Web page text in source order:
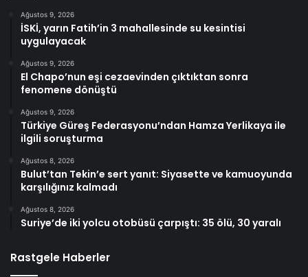
Ağustos 9, 2026
İSKİ, yarın Fatih’in 3 mahallesinde su kesintisi
uygulayacak
Ağustos 9, 2026
El Chapo’nun eşi cezaevinden çıktıktan sonra
fenomene dönüştü
Ağustos 9, 2026
Türkiye Güreş Federasyonu’ndan Hamza Yerlikaya ile
ilgili soruşturma
Ağustos 8, 2026
Bulut’tan Tekin’e sert yanıt: Siyasette ve kamuoyunda
karşılığınız kalmadı
Ağustos 8, 2026
Suriye’de iki yolcu otobüsü çarpıştı: 35 ölü, 30 yaralı
Rastgele Haberler